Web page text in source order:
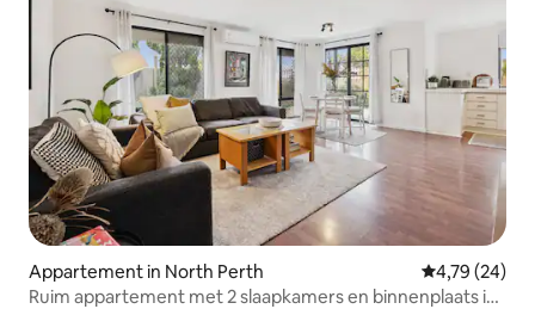
Appartement in North Perth Gemiddelde
4,79 (24)
Ruim appartement met 2 slaapkamers en binnenplaats in